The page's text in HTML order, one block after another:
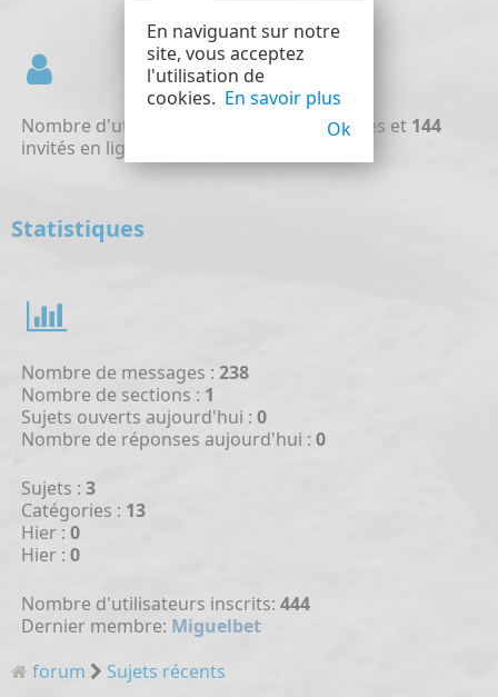
Nombre d'utilisateurs en ligne : Membres et 144
invités en ligne
Statistiques
Nombre de messages : 238
Nombre de sections : 1
Sujets ouverts aujourd'hui : 0
Nombre de réponses aujourd'hui : 0
Sujets : 3
Catégories : 13
Hier : 0
Hier : 0
Nombre d'utilisateurs inscrits: 444
Dernier membre: Miguelbet
forum
Sujets récents
En naviguant sur notre
site, vous acceptez
l'utilisation de
cookies. En savoir plus
Ok